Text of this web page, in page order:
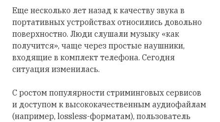
Еще несколько лет назад к качеству звука в
портативных устройствах относились довольно
поверхностно. Люди слушали музыку «как
получится», чаще через простые наушники,
входящие в комплект телефона. Сегодня
ситуация изменилась.
С ростом популярности стриминговых сервисов
и доступом к высококачественным аудиофайлам
(например, lossless-форматам), пользователь